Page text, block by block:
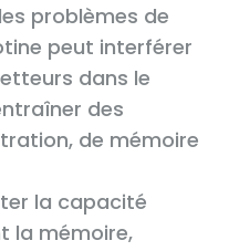
problèmes de
peut interférer
dans le
des
de mémoire
la capacité
la mémoire,